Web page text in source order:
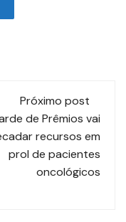
Próximo post
de Prêmios vai
recursos em
prol de pacientes
oncológicos